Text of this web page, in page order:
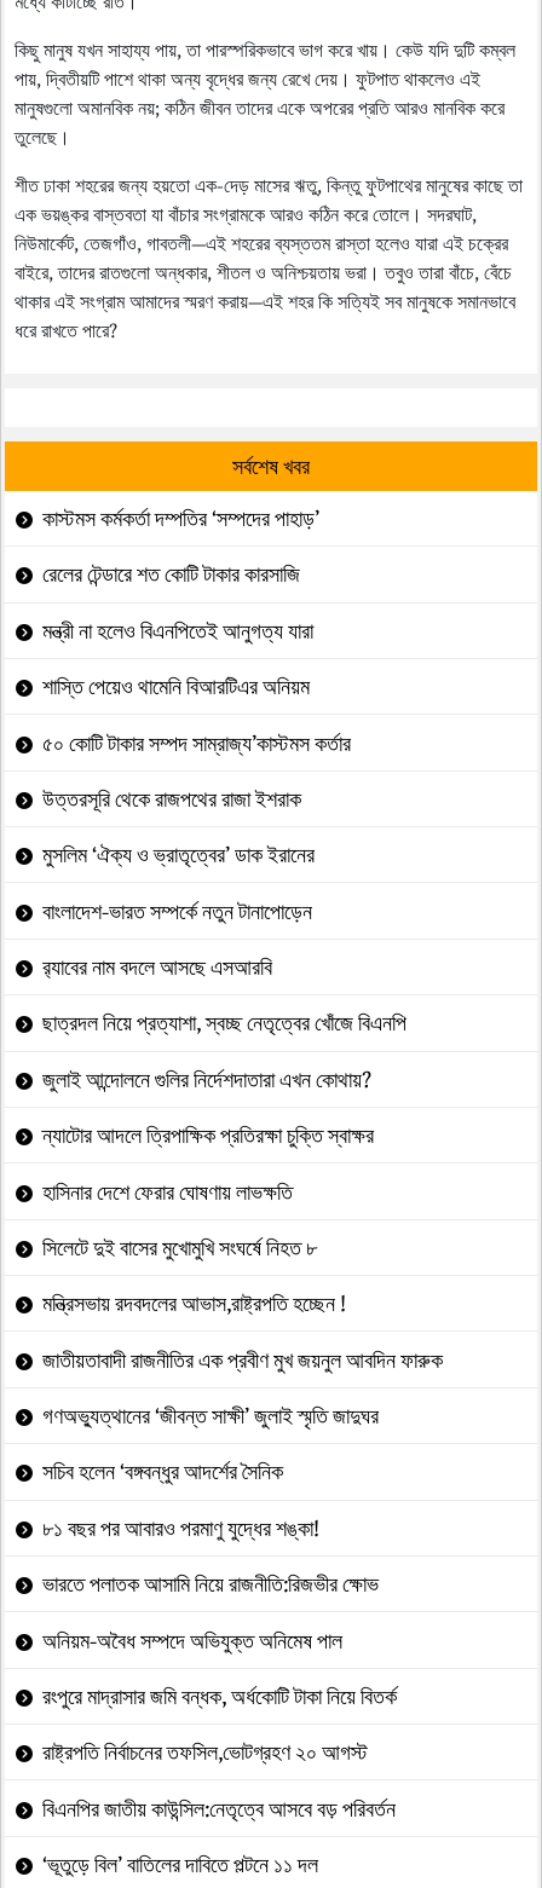
কিছু মানুষ যখন সাহায্য পায়, তা পারস্পরিকভাবে ভাগ করে খায়। কেউ যদি দুটি কম্বল
পায়, দ্বিতীয়টি পাশে থাকা অন্য বৃদ্ধের জন্য রেখে দেয়। ফুটপাত থাকলেও এই
মানুষগুলো অমানবিক নয়; কঠিন জীবন তাদের একে অপরের প্রতি আরও মানবিক করে
তুলেছে।
শীত ঢাকা শহরের জন্য হয়তো এক-দেড় মাসের ঋতু, কিন্তু ফুটপাথের মানুষের কাছে তা
এক ভয়ঙ্কর বাস্তবতা যা বাঁচার সংগ্রামকে আরও কঠিন করে তোলে। সদরঘাট,
নিউমার্কেট, তেজগাঁও, গাবতলী—এই শহরের ব্যস্ততম রাস্তা হলেও যারা এই চক্রের
বাইরে, তাদের রাতগুলো অন্ধকার, শীতল ও অনিশ্চয়তায় ভরা। তবুও তারা বাঁচে, বেঁচে
থাকার এই সংগ্রাম আমাদের স্মরণ করায়—এই শহর কি সত্যিই সব মানুষকে সমানভাবে
ধরে রাখতে পারে?
সর্বশেষ খবর
কাস্টমস কর্মকর্তা দম্পতির ‘সম্পদের পাহাড়’
রেলের টেন্ডারে শত কোটি টাকার কারসাজি
মন্ত্রী না হলেও বিএনপিতেই আনুগত্য যারা
শাস্তি পেয়েও থামেনি বিআরটিএর অনিয়ম
৫০ কোটি টাকার সম্পদ সাম্রাজ্য’কাস্টমস কর্তার
উত্তরসূরি থেকে রাজপথের রাজা ইশরাক
মুসলিম ‘ঐক্য ও ভ্রাতৃত্বের’ ডাক ইরানের
বাংলাদেশ-ভারত সম্পর্কে নতুন টানাপোড়েন
র‍্যাবের নাম বদলে আসছে এসআরবি
ছাত্রদল নিয়ে প্রত্যাশা, স্বচ্ছ নেতৃত্বের খোঁজে বিএনপি
জুলাই আন্দোলনে গুলির নির্দেশদাতারা এখন কোথায়?
ন্যাটোর আদলে ত্রিপাক্ষিক প্রতিরক্ষা চুক্তি স্বাক্ষর
হাসিনার দেশে ফেরার ঘোষণায় লাভক্ষতি
সিলেটে দুই বাসের মুখোমুখি সংঘর্ষে নিহত ৮
মন্ত্রিসভায় রদবদলের আভাস,রাষ্ট্রপতি হচ্ছেন !
জাতীয়তাবাদী রাজনীতির এক প্রবীণ মুখ জয়নুল আবদিন ফারুক
গণঅভ্যুত্থানের ‘জীবন্ত সাক্ষী’ জুলাই স্মৃতি জাদুঘর
সচিব হলেন ‘বঙ্গবন্ধুর আদর্শের সৈনিক
৮১ বছর পর আবারও পরমাণু যুদ্ধের শঙ্কা!
ভারতে পলাতক আসামি নিয়ে রাজনীতি:রিজভীর ক্ষোভ
অনিয়ম-অবৈধ সম্পদে অভিযুক্ত অনিমেষ পাল
রংপুরে মাদ্রাসার জমি বন্ধক, অর্ধকোটি টাকা নিয়ে বিতর্ক
রাষ্ট্রপতি নির্বাচনের তফসিল,ভোটগ্রহণ ২০ আগস্ট
বিএনপির জাতীয় কাউন্সিল:নেতৃত্বে আসবে বড় পরিবর্তন
‘ভূতুড়ে বিল’ বাতিলের দাবিতে পল্টনে ১১ দল